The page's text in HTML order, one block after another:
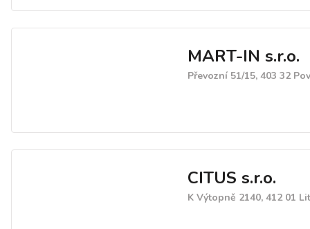
MART-IN s.r.o.
Převozní 51/15, 403 32
CITUS s.r.o.
K Výtopně 2140, 412 01